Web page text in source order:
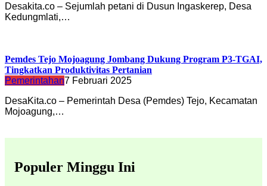
Desakita.co – Sejumlah petani di Dusun Ingaskerep, Desa
Kedungmlati,…
Pemdes Tejo Mojoagung Jombang Dukung Program P3-TGAI,
Tingkatkan Produktivitas Pertanian
Pemerintahan7 Februari 2025
DesaKita.co – Pemerintah Desa (Pemdes) Tejo, Kecamatan
Mojoagung,…
Populer Minggu Ini